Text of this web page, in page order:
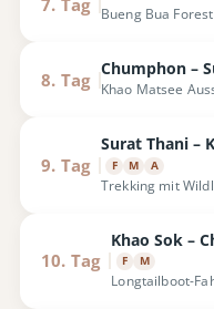
Bueng Bua
8. Tag
Chumphon –
Khao Matsee
9. Tag
Surat Thani –
F M A
Trekking mit
10. Tag
Khao Sok –
F M
Longtailboot-